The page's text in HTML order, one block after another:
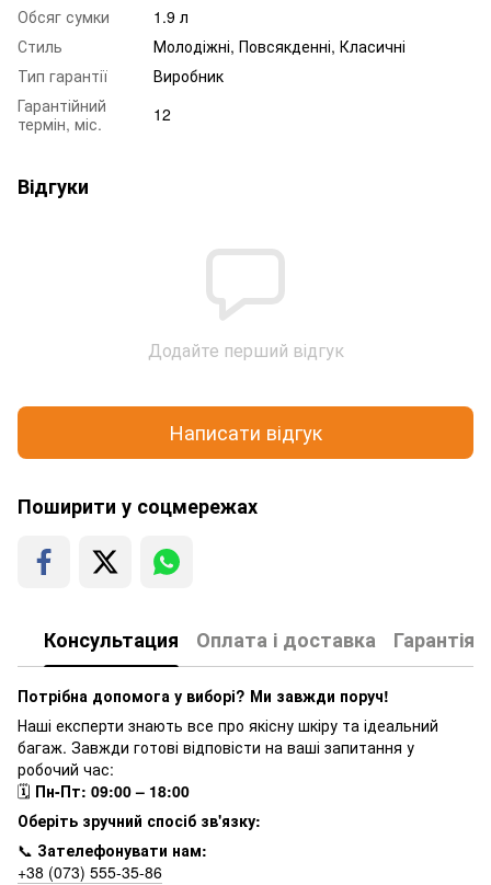
Обсяг сумки
1.9 л
Стиль
Молодіжні, Повсякденні, Класичні
Тип гарантії
Виробник
Гарантійний
термін, міс.
12
Відгуки
Додайте перший відгук
Написати відгук
Поширити у соцмережах
Консультация Оплата і доставка Гарантія
Потрібна допомога у виборі? Ми завжди поруч!
Наші експерти знають все про якісну шкіру та ідеальний
багаж. Завжди готові відповісти на ваші запитання у
робочий час:
🗓 Пн-Пт: 09:00 – 18:00
Оберіть зручний спосіб зв'язку:
📞 Зателефонувати нам:
+38 (073) 555-35-86